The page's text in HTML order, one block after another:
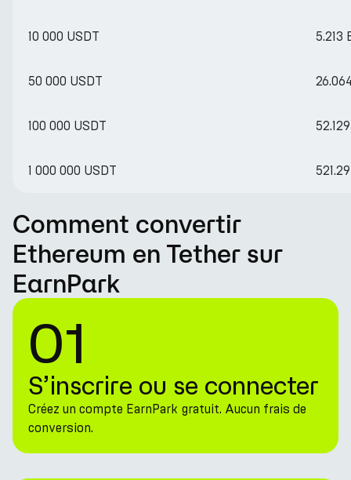
10 000 USDT 5.213
50 000 USDT
100 000 USDT
1 000 000 USDT
Comment convertir
Ethereum en Tether sur
EarnPark
01
S’inscrire ou se connecter
Créez un compte EarnPark gratuit. Aucun frais de
conversion.